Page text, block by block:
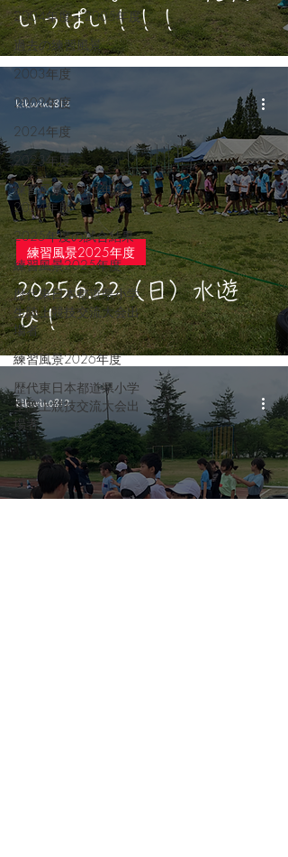
2004年度～2005年度
過去の練習風景
2003年度
2002年度
2024年度
2023年度
練習風景 2023年度・
2024年度
2025年度の試合結果
練習風景2025年度
歴代東日本都道県小学
生陸上競技交流大会出
場者
練習風景2026年度
歴代東日本都道県小学
生陸上競技交流大会出
場者
いっぱい！！！
2025.6.22（日）水遊
び！
練習風景2025年度
kikurin0812
kikurin0812